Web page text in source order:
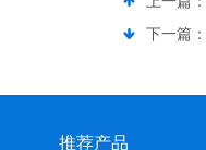
下一篇：
推荐产品